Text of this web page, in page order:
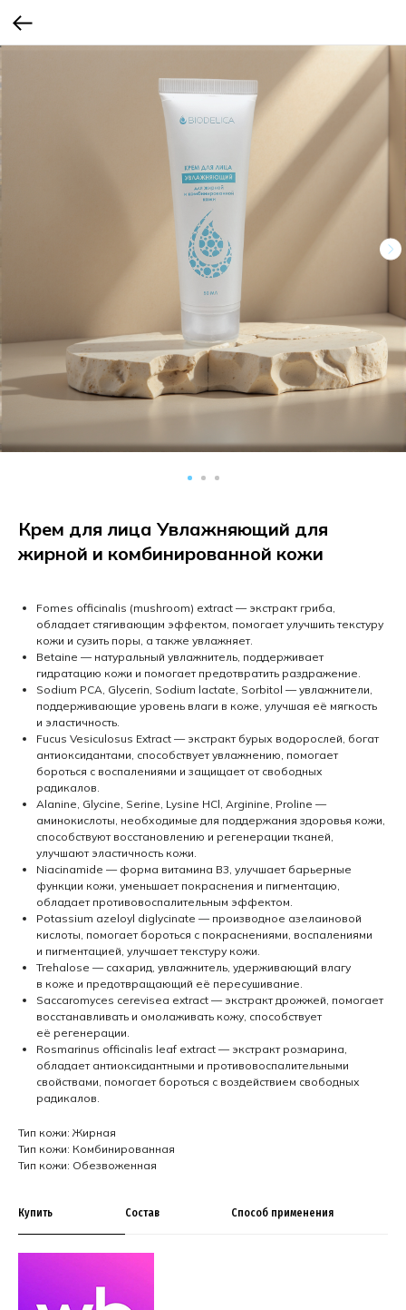
Крем для лица Увлажняющий для
жирной и комбинированной кожи
Fomes officinalis (mushroom) extract — экстракт гриба,
обладает стягивающим эффектом, помогает улучшить текстуру
кожи и сузить поры, а также увлажняет.
Betaine — натуральный увлажнитель, поддерживает
гидратацию кожи и помогает предотвратить раздражение.
Sodium PCA, Glycerin, Sodium lactate, Sorbitol — увлажнители,
поддерживающие уровень влаги в коже, улучшая её мягкость
и эластичность.
Fucus Vesiculosus Extract — экстракт бурых водорослей, богат
антиоксидантами, способствует увлажнению, помогает
бороться с воспалениями и защищает от свободных
радикалов.
Alanine, Glycine, Serine, Lysine HCl, Arginine, Proline —
аминокислоты, необходимые для поддержания здоровья кожи,
способствуют восстановлению и регенерации тканей,
улучшают эластичность кожи.
Niacinamide — форма витамина B3, улучшает барьерные
функции кожи, уменьшает покраснения и пигментацию,
обладает противовоспалительным эффектом.
Potassium azeloyl diglycinate — производное азелаиновой
кислоты, помогает бороться с покраснениями, воспалениями
и пигментацией, улучшает текстуру кожи.
Trehalose — сахарид, увлажнитель, удерживающий влагу
в коже и предотвращающий её пересушивание.
Saccaromyces cerevisea extract — экстракт дрожжей, помогает
восстанавливать и омолаживать кожу, способствует
её регенерации.
Rosmarinus officinalis leaf extract — экстракт розмарина,
обладает антиоксидантными и противовоспалительными
свойствами, помогает бороться с воздействием свободных
радикалов.
Тип кожи: Жирная
Тип кожи: Комбинированная
Тип кожи: Обезвоженная
Купить Состав Способ применения